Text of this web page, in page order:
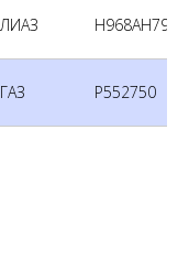
ЛИАЗ Н968АН790
ГАЗ Р552750